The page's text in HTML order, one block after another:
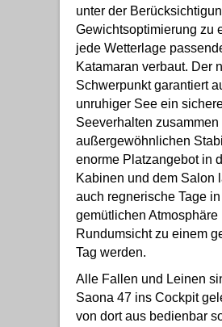
unter der
Gewichtsoptimierung zu
jede Wetterlage
Katamaran verbaut. Der
Schwerpunkt garantiert
unruhiger See ein
Seeverhalten zusammen
außergewöhnlichen
enorme Platzangebot in
Kabinen und dem Salon
auch regnerische Tage
gemütlichen Atmosphäre
Rundumsicht zu einem
Tag werden.
Alle Fallen und Leinen
Saona 47 ins Cockpit
von dort aus bedienbar